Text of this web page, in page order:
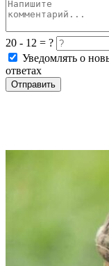
20 - 12 = ?
Уведомлять о
ответах
Отправить